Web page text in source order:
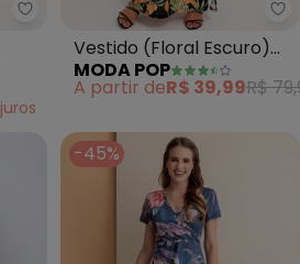
Quintess - Vestido (Folhagem
juros
Vestido (Floral Escuro)
em Malha
MODA POP
A partir deR$ 39,99R$
-45%